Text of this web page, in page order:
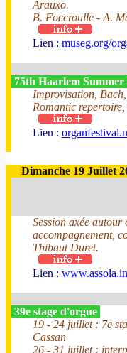
Arauxo.
B. Foccroulle - A.
Lien : museg.org/
75th Haarlem Summer
Improvisation,
Romantic
Lien :
Dimanche 19 Juillet
Session axée
accompagnement,
Thibaut Duret.
Lien :
39e stage d'orgue
19 - 24 juillet : 7e
Cassan
26 - 31 juillet :